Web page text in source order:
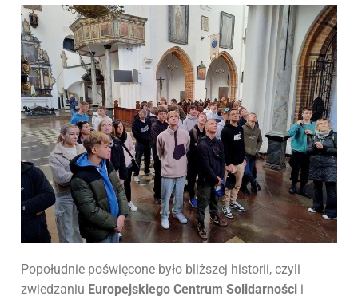
Popołudnie poświęcone było bliższej historii, czyli
zwiedzaniu Europejskiego Centrum Solidarności i